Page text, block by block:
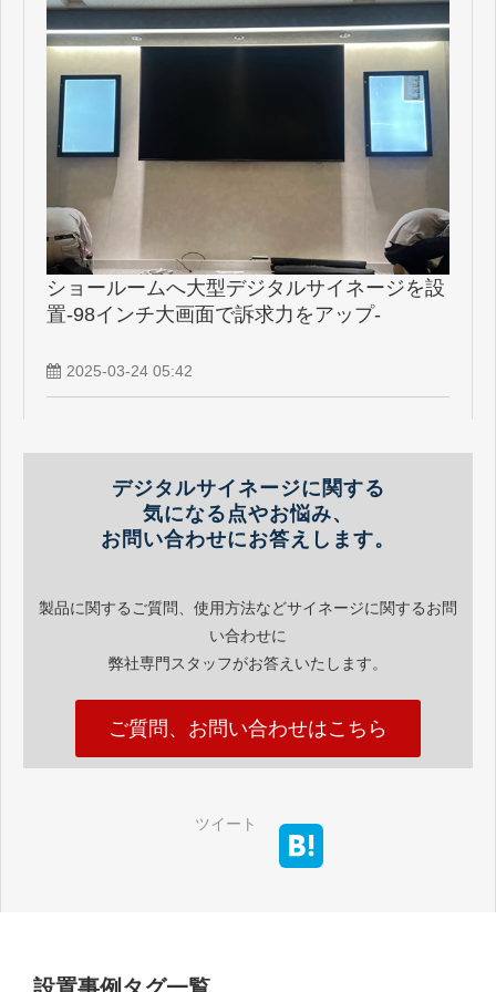
ショールームへ大型デジタルサイネージを設
置-98インチ大画面で訴求力をアップ-
2025-03-24 05:42
デジタルサイネージに関する
気になる点やお悩み、
お問い合わせにお答えします。
製品に関するご質問、使用方法などサイネージに関するお問
い合わせに
弊社専門スタッフがお答えいたします。
ご質問、お問い合わせはこちら
ツイート